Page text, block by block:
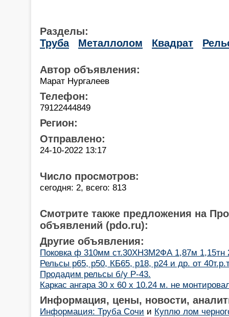
Разделы:
Труба
Металлолом Квадрат
Автор объявления:
Марат Нургалеев
Телефон:
79122444849
Регион:
Отправлено:
24-10-2022 13:17
Число просмотров:
сегодня: 2, всего: 813
Смотрите также предложения на
объявлений (pdo.ru):
Другие объявления:
Поковка ф 310мм ст.30ХН3М2ФА 1,87м 1,15тн
Рельсы р65, р50, КБ65, р18, р24 и др. от
Продадим рельсы б/у Р-43.
Каркас ангара 30 х 60 х 10.24 м. не
Информация, цены, новости,
Информация: Труба Сочи и Куплю лом